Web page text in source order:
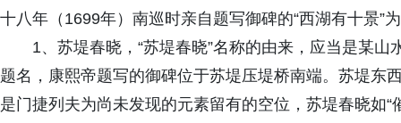
十八年（1699年）南巡时亲自题写御碑的“西湖有十景”
1、苏堤春晓，“苏堤春晓”名称的由来，应当是某
题名，康熙帝题写的御碑位于苏堤压堤桥南端。苏堤东
是门捷列夫为尚未发现的元素留有的空位，苏堤春晓如